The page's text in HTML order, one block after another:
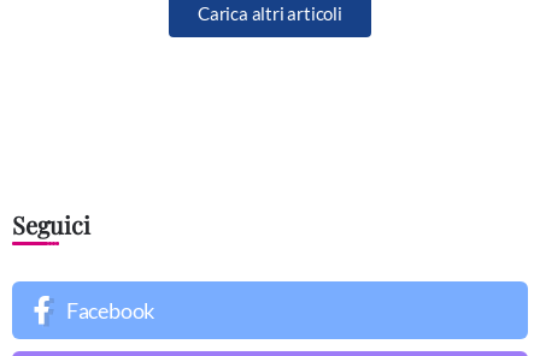
Carica altri articoli
Seguici
Facebook